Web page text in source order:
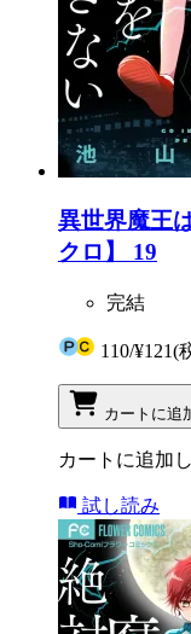
異世界魔王
クロ】 19
完結
110/¥121(
カートに追
カートに追加
試し読み